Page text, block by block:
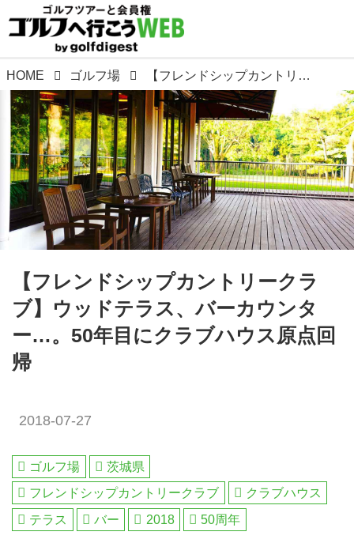
HOME ゴルフ場 【フレンドシップカントリークラブ】ウッドテラス、バーカウンター…。50年目にクラブハウス原点回帰
【フレンドシップカントリークラ
ブ】ウッドテラス、バーカウンタ
ー…。50年目にクラブハウス原点回
帰
2018-07-27
ゴルフ場
茨城県
フレンドシップカントリークラブ
クラブハウス
テラス
バー 2018 50周年